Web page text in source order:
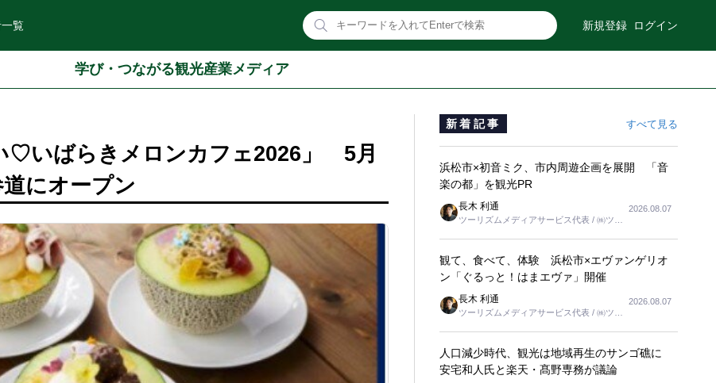
覧 新規登録 ログイン
学び・つながる観光産業メディア
♡いばらきメロンカフェ2026」 5月
にオープン
新着記事 すべて見る
浜松市×初音ミク、市内周遊企画を展開 「音
楽の都」を観光PR
長木 利通
ツーリズムメディアサービス代表 / ㈱ツー
2026.08.07
観て、食べて、体験 浜松市×エヴァンゲリオ
ン「ぐるっと！はまエヴァ」開催
長木 利通
ツーリズムメディアサービス代表 / ㈱ツー
2026.08.07
人口減少時代、観光は地域再生のサンゴ礁に
安宅和人氏と楽天・髙野専務が議論